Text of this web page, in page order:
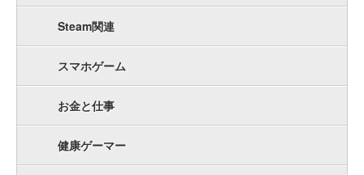
Steam関連
スマホゲーム
お金と仕事
健康ゲーマー